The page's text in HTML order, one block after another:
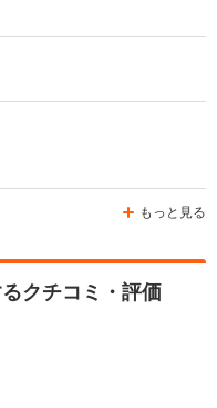
14.5km/L
15.5km/L
もっと見る
クチコミ・評価